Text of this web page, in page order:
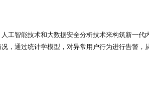
工智能技术和大数据安全分析技术来构筑新一
，通过统计学模型，对异常用户行为进行告警